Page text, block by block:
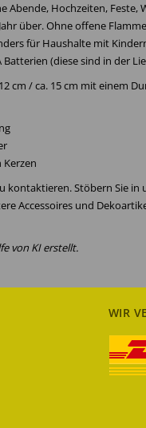
Abende, Hochzeiten, Feste,
über. Ohne offene
für Haushalte mit
(diese sind in der
cm / ca. 15 cm mit einem
kontaktieren. Stöbern Sie
Accessoires und
von KI erstellt.
WIR